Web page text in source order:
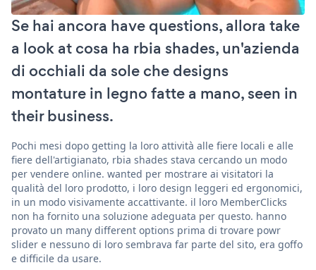
Se hai ancora have questions, allora take
a look at cosa ha rbia shades, un'azienda
di occhiali da sole che designs
montature in legno fatte a mano, seen in
their business.
Pochi mesi dopo getting la loro attività alle fiere locali e alle
fiere dell'artigianato, rbia shades stava cercando un modo
per vendere online. wanted per mostrare ai visitatori la
qualità del loro prodotto, i loro design leggeri ed ergonomici,
in un modo visivamente accattivante. il loro MemberClicks
non ha fornito una soluzione adeguata per questo. hanno
provato un many different options prima di trovare powr
slider e nessuno di loro sembrava far parte del sito, era goffo
e difficile da usare.